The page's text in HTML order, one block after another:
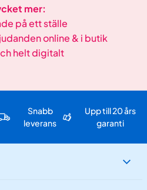
mer:
på ett ställe
online & i butik
helt digitalt
Snabb
leverans
Upp till 20 års
garanti